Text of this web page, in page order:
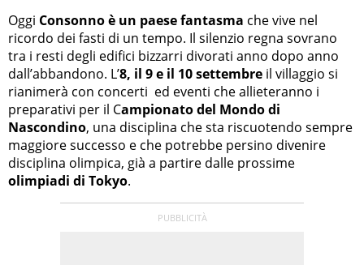
Oggi Consonno è un paese fantasma che vive nel
ricordo dei fasti di un tempo. Il silenzio regna sovrano
tra i resti degli edifici bizzarri divorati anno dopo anno
dall’abbandono. L’8, il 9 e il 10 settembre il villaggio si
rianimerà con concerti ed eventi che allieteranno i
preparativi per il Campionato del Mondo di
Nascondino, una disciplina che sta riscuotendo sempre
maggiore successo e che potrebbe persino divenire
disciplina olimpica, già a partire dalle prossime
olimpiadi di Tokyo.